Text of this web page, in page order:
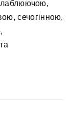
сечогінною,